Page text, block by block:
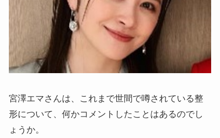
宮澤エマさんは、これまで世間で噂されている整
形について、何かコメントしたことはあるのでし
ょうか。